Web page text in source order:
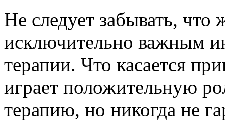
Не следует забывать, что
исключительно важным
терапии. Что касается
играет положительную
терапию, но никогда не